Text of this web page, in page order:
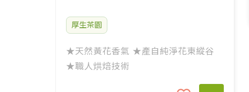
厚生茶園
★天然黃花香氣 ★產自純淨花東縱谷
★職人烘焙技術